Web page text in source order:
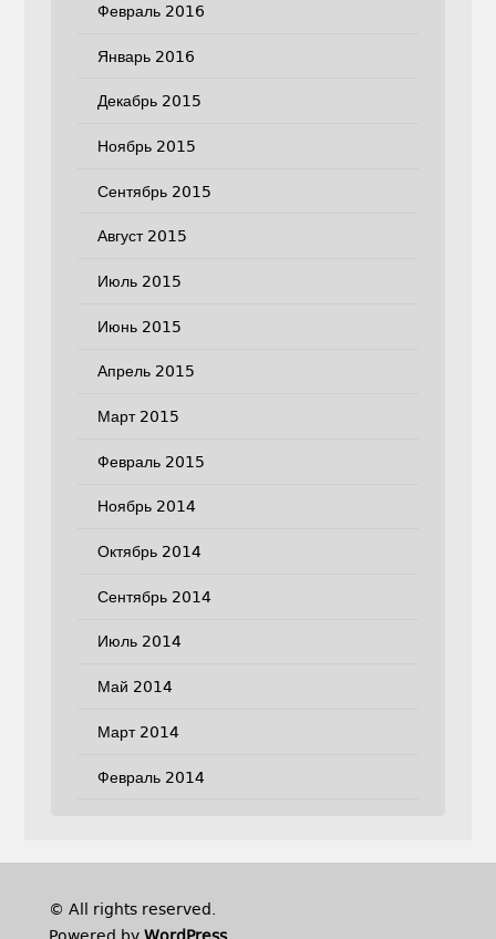
Февраль 2016
Январь 2016
Декабрь 2015
Ноябрь 2015
Сентябрь 2015
Август 2015
Июль 2015
Июнь 2015
Апрель 2015
Март 2015
Февраль 2015
Ноябрь 2014
Октябрь 2014
Сентябрь 2014
Июль 2014
Май 2014
Март 2014
Февраль 2014
© All rights reserved.